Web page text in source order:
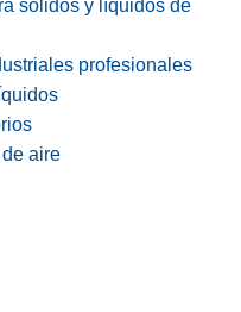
sólidos y líquidos de
profesionales
aire